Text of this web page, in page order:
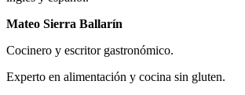
Mateo Sierra Ballarín
Cocinero y escritor gastronómico.
Experto en alimentación y cocina sin gluten.